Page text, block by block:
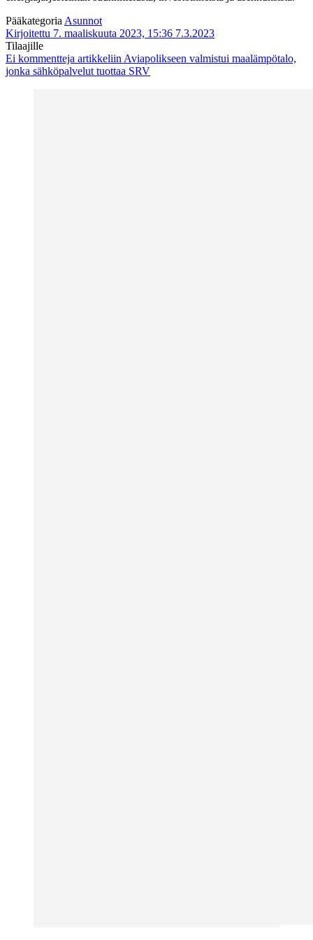
Pääkategoria Asunnot
Kirjoitettu 7. maaliskuuta 2023, 15:36 7.3.2023
Tilaajille
Ei kommentteja artikkeliin Aviapolikseen valmistui maalämpötalo,
jonka sähköpalvelut tuottaa SRV